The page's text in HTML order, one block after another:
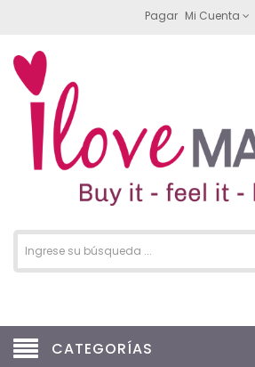
Pagar Mi Cuenta
CATEGORÍAS